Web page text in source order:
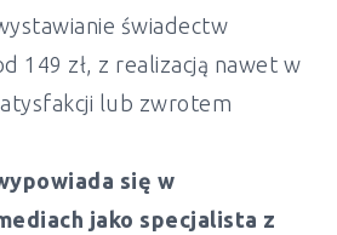
świadectw
149 zł, z realizacją nawet w
lub zwrotem
się w
jako specjalista z